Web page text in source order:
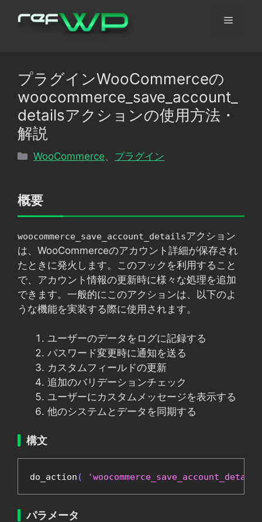
メ
プラグインWooCommerceの
woocommerce_save_account_
detailsアクションの使用方法・
解説
カ
リ
WooCommerce プラグイン
概要
woocommerce_save_account_detailsアクション
は、WooCommerceのアカウント詳細が保存され
たときに発火します。このフックを利用すること
で、アカウント情報の更新時に様々な処理を追加
できます。一般的にこのアクションは、以下のよ
うな機能を実装する際に使用されます。
ユーザーのデータをログに記録する
パスワード変更時に通知を送る
カスタムフィールドの更新
追加のバリデーションチェック
ユーザーにカスタムメッセージを表示する
他のシステムとデータを同期する
構文
do_action (
パラメータ